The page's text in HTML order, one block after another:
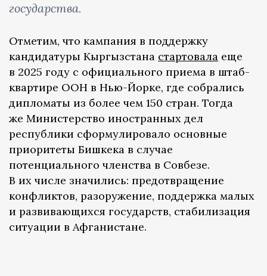
государства.
Отметим, что кампания в поддержку
кандидатуры Кыргызстана стартовала еще
в 2025 году с официального приема в штаб-
квартире ООН в Нью-Йорке, где собрались
дипломаты из более чем 150 стран. Тогда
же Министерство иностранных дел
республики сформулировало основные
приоритеты Бишкека в случае
потенциального членства в Совбезе.
В их числе значились: предотвращение
конфликтов, разоружение, поддержка малых
и развивающихся государств, стабилизация
ситуации в Афганистане.